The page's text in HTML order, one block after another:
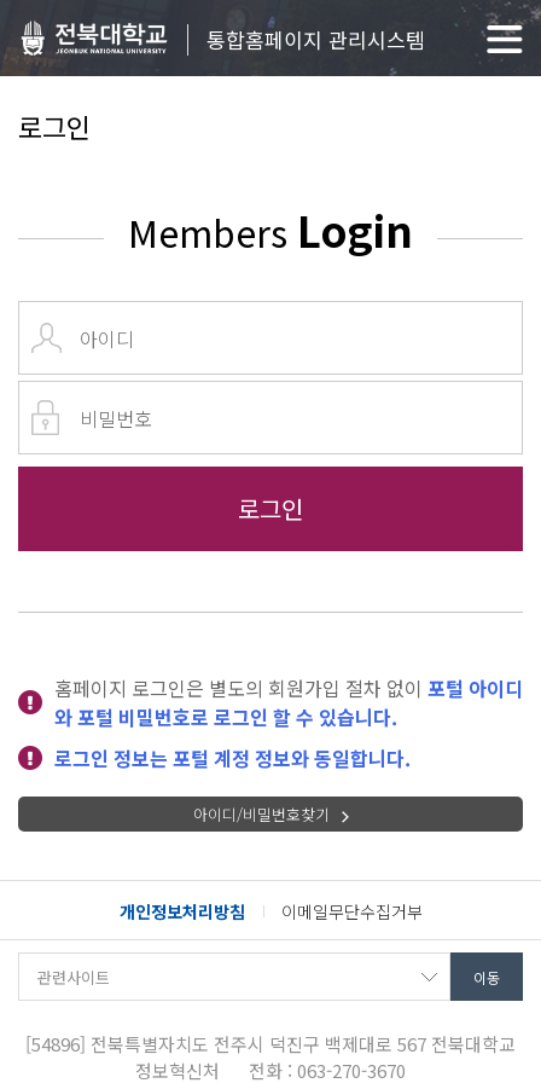
통합홈페이지 관리시스템
로그인
Members Login
홈페이지 로그인은 별도의 회원가입 절차 없이 포털 아이디
와 포털 비밀번호로 로그인 할 수 있습니다.
로그인 정보는 포털 계정 정보와 동일합니다.
아이디/비밀번호찾기
개인정보처리방침 이메일무단수집거부
[54896] 전북특별자치도 전주시 덕진구 백제대로 567 전북대학교
정보혁신처
전화 : 063-270-3670